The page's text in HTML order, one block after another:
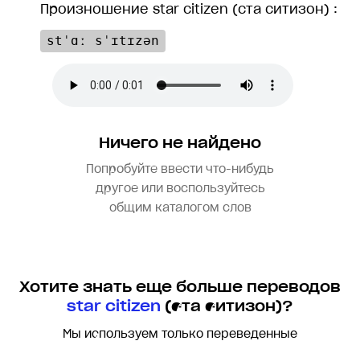
Произношение star citizen (ста ситизон) :
stˈɑː sˈɪtɪzən
Ничего не найдено
Попробуйте ввести что-нибудь
другое или воспользуйтесь
общим каталогом слов
Хотите знать еще больше переводов
star citizen (ста ситизон)?
Мы используем только переведенные